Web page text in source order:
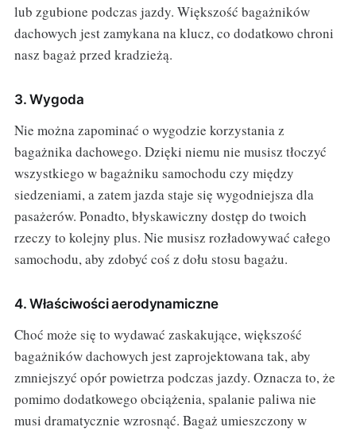
lub zgubione podczas jazdy. Większość bagażników
dachowych jest zamykana na klucz, co dodatkowo chroni
nasz bagaż przed kradzieżą.
3. Wygoda
Nie można zapominać o wygodzie korzystania z
bagażnika dachowego. Dzięki niemu nie musisz tłoczyć
wszystkiego w bagażniku samochodu czy między
siedzeniami, a zatem jazda staje się wygodniejsza dla
pasażerów. Ponadto, błyskawiczny dostęp do twoich
rzeczy to kolejny plus. Nie musisz rozładowywać całego
samochodu, aby zdobyć coś z dołu stosu bagażu.
4. Właściwości aerodynamiczne
Choć może się to wydawać zaskakujące, większość
bagażników dachowych jest zaprojektowana tak, aby
zmniejszyć opór powietrza podczas jazdy. Oznacza to, że
pomimo dodatkowego obciążenia, spalanie paliwa nie
musi dramatycznie wzrosnąć. Bagaż umieszczony w